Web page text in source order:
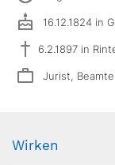
16.12.1824 in
6.2.1897 in
Jurist,
Wirken